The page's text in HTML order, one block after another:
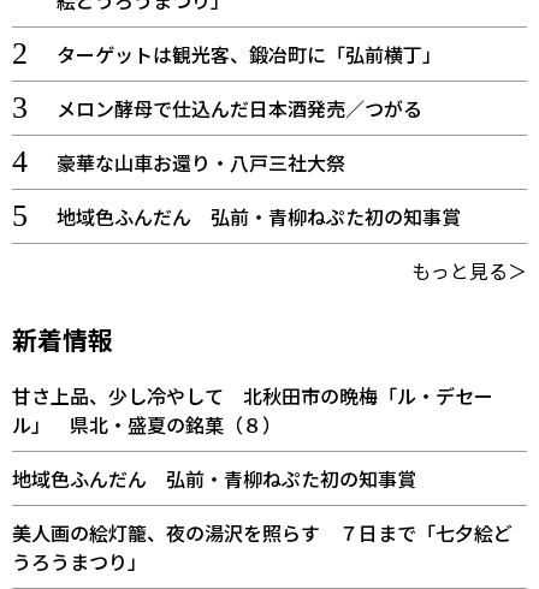
ターゲットは観光客、鍛冶町に「弘前横丁」
メロン酵母で仕込んだ日本酒発売／つがる
豪華な山車お還り・八戸三社大祭
地域色ふんだん 弘前・青柳ねぷた初の知事賞
もっと見る＞
新着情報
甘さ上品、少し冷やして 北秋田市の晩梅「ル・デセー
ル」 県北・盛夏の銘菓（８）
地域色ふんだん 弘前・青柳ねぷた初の知事賞
美人画の絵灯籠、夜の湯沢を照らす ７日まで「七夕絵ど
うろうまつり」